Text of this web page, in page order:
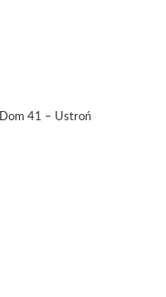
Dom 41 – Ustroń